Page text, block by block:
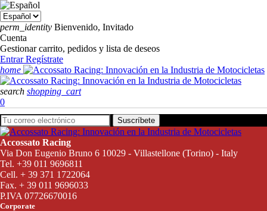
perm_identity Bienvenido, Invitado
Cuenta
Gestionar carrito, pedidos y lista de deseos
EntrarRegístrate
home
search shopping_cart
0
Suscríbete
Accossato Racing
Via Don Eugenio Bruno 6 10029 - Villastellone (Torino) - Italy
Tel. +39 011 9696811
Cell. + 39 371 1722064
Fax. + 39 011 9696033
P.IVA 07726670016
Corporate